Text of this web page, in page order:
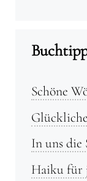
Schöne
In uns die
Haiku für